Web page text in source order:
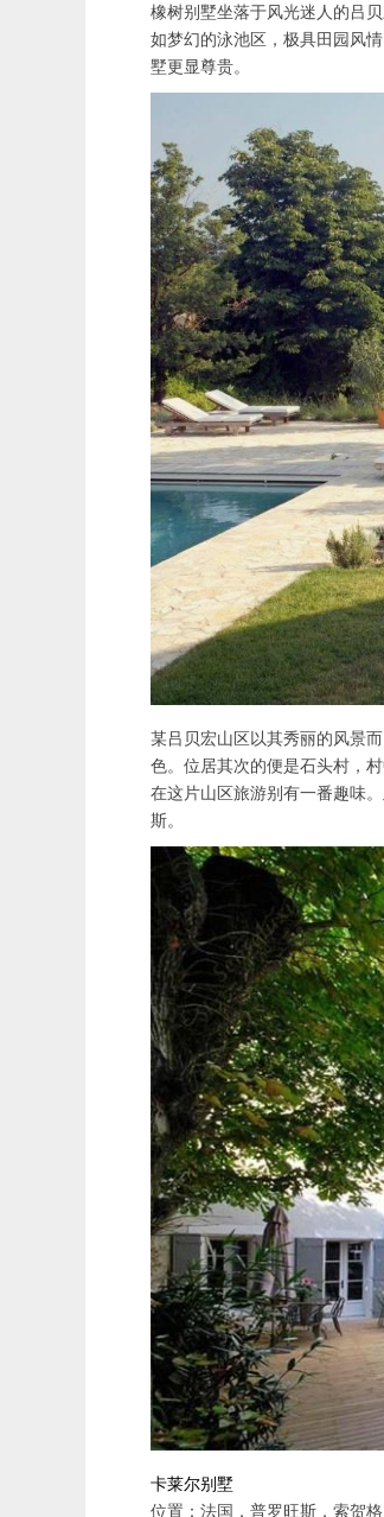
橡树别墅坐落于风光迷人的吕
如梦幻的泳池区，极具田园风
墅更显尊贵。
某吕贝宏山区以其秀丽的风景
色。位居其次的便是石头村，
在这片山区旅游别有一番趣味
斯。
卡莱尔别墅
位置：法国，普罗旺斯，索贺